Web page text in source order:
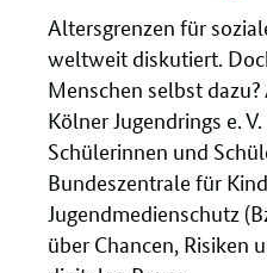
Altersgrenzen für
weltweit diskutiert.
Menschen selbst
Kölner Jugendrings e.
Schülerinnen und
Bundeszentrale für
Jugendmedienschutz
über Chancen, Risiken